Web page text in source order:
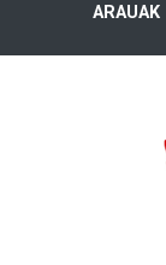
ARAUAK